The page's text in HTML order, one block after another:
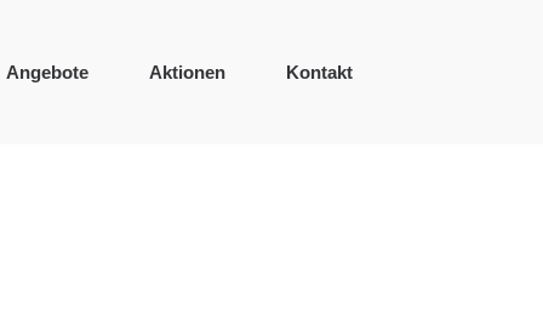
Angebote Aktionen Kontakt